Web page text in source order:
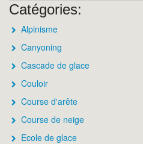
Catégories:
Alpinisme
Canyoning
Cascade de glace
Couloir
Course d'arête
Course de neige
Ecole de glace